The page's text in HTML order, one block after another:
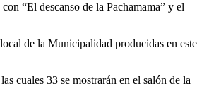
“El descanso de la Pachamama” y el
de la Municipalidad producidas en este
cuales 33 se mostrarán en el salón de la